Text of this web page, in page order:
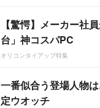
【驚愕】メーカー社
台」神コスパPC
オリコンタイアップ特集
一番似合う登場人物
定ウオッチ